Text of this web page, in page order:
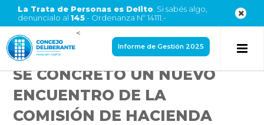
La Trata de Personas es Delito . Si sabés algo,
denuncialo al 145- Ordenanza Nº 14111.-
<
Informe de Gestión 2025
SE CONCRETÓ UN NUEVO
ENCUENTRO DE LA
COMISIÓN DE HACIENDA